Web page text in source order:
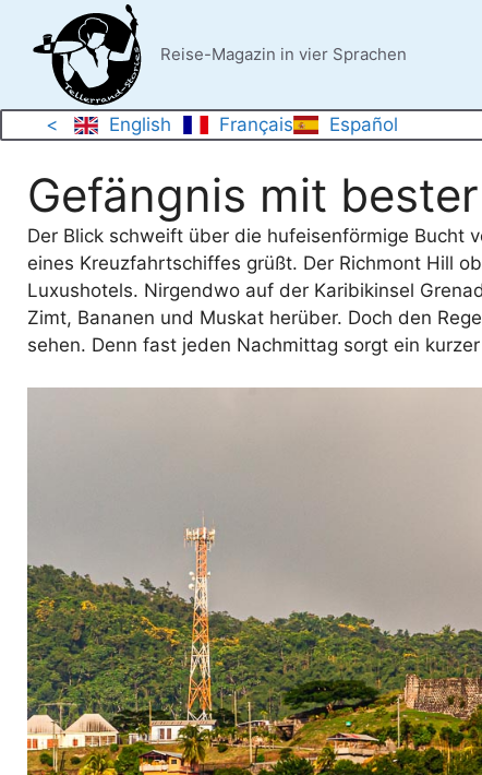
Inhalt
springen
Reise-Magazin in vier Sprachen
< English Français Español
Gefängnis mit
Der Blick schweift über die hufeisenförmige Bucht
eines Kreuzfahrtschiffes grüßt. Der Richmont Hill
Luxushotels. Nirgendwo auf der Karibikinsel
Zimt, Bananen und Muskat herüber. Doch den
sehen. Denn fast jeden Nachmittag sorgt ein